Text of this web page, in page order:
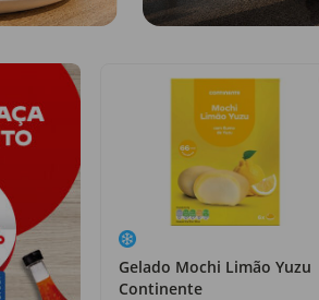
Gelado Mochi Limão Yuzu
Continente